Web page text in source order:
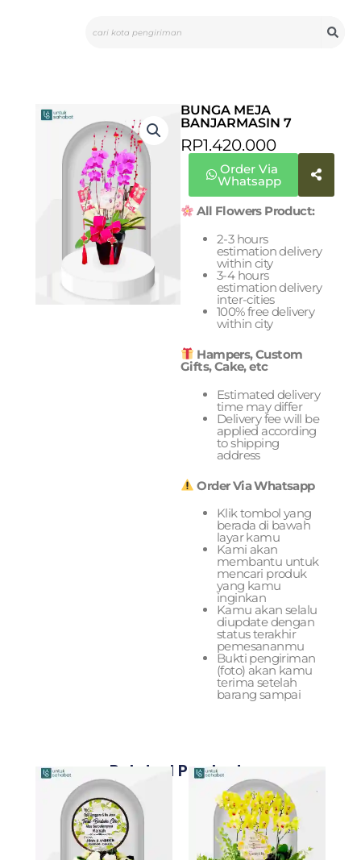
BUNGA MEJA
BANJARMASIN 7
RP1.420.000
Order Via
Whatsapp
All Flowers Product:
2-3 hours
estimation delivery
within city
3-4 hours
estimation delivery
inter-cities
100% free delivery
within city
Hampers, Custom
Gifts, Cake, etc
Estimated delivery
time may differ
Delivery fee will be
applied according
to shipping
address
Order Via Whatsapp
Klik tombol yang
berada di bawah
layar kamu
Kami akan
membantu untuk
mencari produk
yang kamu
inginkan
Kamu akan selalu
diupdate dengan
status terakhir
pemesananmu
Bukti pengiriman
(foto) akan kamu
terima setelah
barang sampai
Related Products